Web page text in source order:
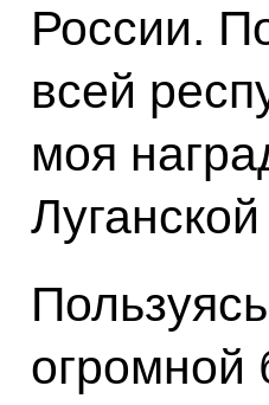
России.
всей
моя
огромной